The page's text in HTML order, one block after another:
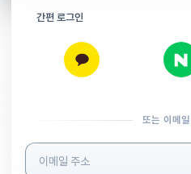
간편 로그인
또는 이메
로그인 정보 입력